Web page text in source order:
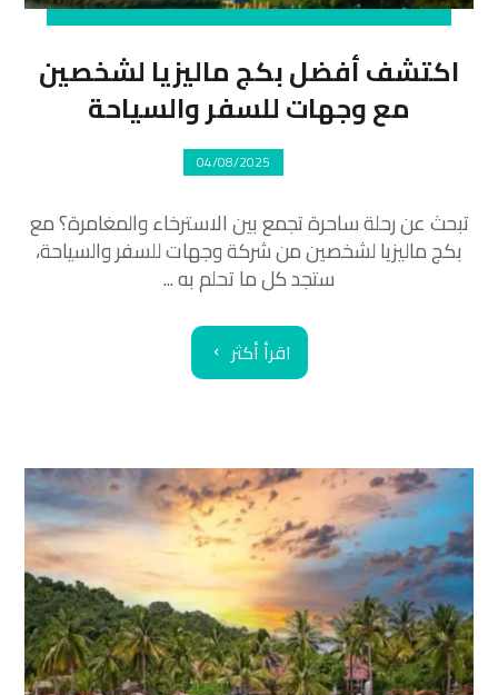
اكتشف أفضل بكج ماليزيا لشخصين
مع وجهات للسفر والسياحة
04/08/2025
تبحث عن رحلة ساحرة تجمع بين الاسترخاء والمغامرة؟ مع
بكج ماليزيا لشخصين من شركة وجهات للسفر والسياحة،
ستجد كل ما تحلم به ...
اقرأ أكثر